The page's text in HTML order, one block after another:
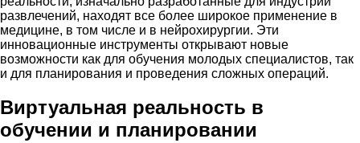
развлечений, находят все более широкое применение в
медицине, в том числе и в нейрохирургии. Эти
инновационные инструменты открывают новые
возможности как для обучения молодых специалистов, так
и для планирования и проведения сложных операций.
Виртуальная реальность в
обучении и планировании